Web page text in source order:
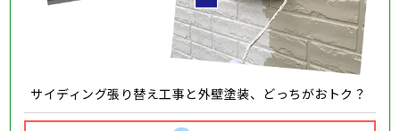
サイディング張り替え工事と外壁塗装、どっちがおトク？